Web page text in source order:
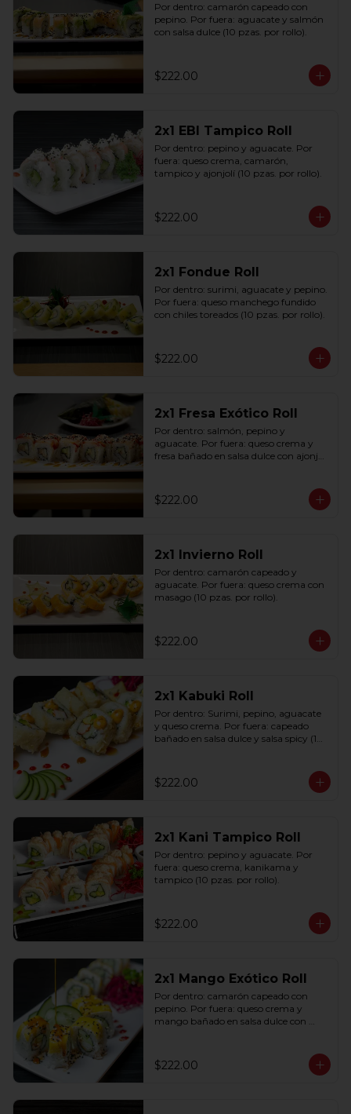
Por dentro: camarón capeado con
pepino. Por fuera: aguacate y salmón
con salsa dulce (10 pzas. por rollo).
$222.00
2x1 EBI Tampico Roll
Por dentro: pepino y aguacate. Por
fuera: queso crema, camarón,
tampico y ajonjolí (10 pzas. por rollo).
$222.00
2x1 Fondue Roll
Por dentro: surimi, aguacate y pepino.
Por fuera: queso manchego fundido
con chiles toreados (10 pzas. por rollo).
$222.00
2x1 Fresa Exótico Roll
Por dentro: salmón, pepino y
aguacate. Por fuera: queso crema y
fresa bañado en salsa dulce con ajonjolí
$222.00
2x1 Invierno Roll
Por dentro: camarón capeado y
aguacate. Por fuera: queso crema con
masago (10 pzas. por rollo).
$222.00
2x1 Kabuki Roll
Por dentro: Surimi, pepino, aguacate
y queso crema. Por fuera: capeado
bañado en salsa dulce y salsa spicy (10
$222.00
2x1 Kani Tampico Roll
Por dentro: pepino y aguacate. Por
fuera: queso crema, kanikama y
tampico (10 pzas. por rollo).
$222.00
2x1 Mango Exótico Roll
Por dentro: camarón capeado con
pepino. Por fuera: queso crema y
mango bañado en salsa dulce con
$222.00